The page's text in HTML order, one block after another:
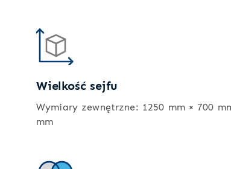
Wielkość sejfu
Wymiary zewnętrzne: 1250 mm × 700
mm